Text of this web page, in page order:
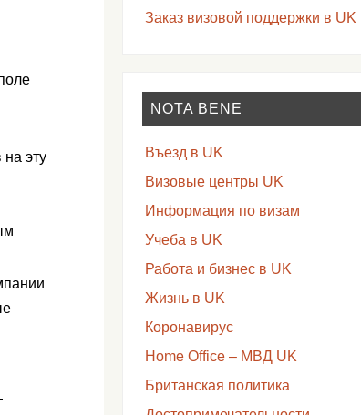
на эту
Заказ визовой поддержки в UK
NOTA BENE
Въезд в UK
Визовые центры UK
Информация по визам
Учеба в UK
Работа и бизнес в UK
Жизнь в UK
Коронавирус
Home Office – МВД UK
Британская политика